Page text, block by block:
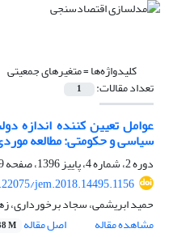
کلیدواژه‌ها =متغیرهای جمعیتی
تعداد مقالات: 1
عوامل تعیین کننده اندازه
سیاسی و حکومتی: مطالعه
دوره 2، شماره 4، پاییز 1396، صفحه
jem.2018.14495.1156
حمید ابریشمی، سجاد برخورداری،
مشاهده مقاله
اصل مقاله M